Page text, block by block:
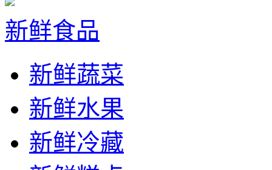
新鲜食品
新鲜蔬菜
新鲜水果
新鲜冷藏